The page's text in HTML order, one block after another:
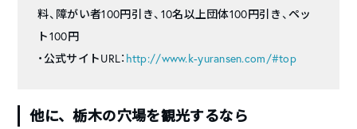
料、障がい者100円引き、10名以上団体100円引き、ペッ
ト100円
・公式サイトURL： http://www.k-yuransen.com/#top
他に、栃木の穴場を観光するなら